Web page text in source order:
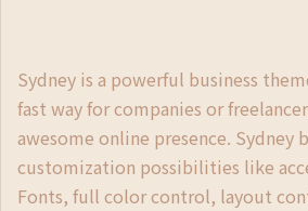
Sydney is a powerful business
fast way for companies or
awesome online presence. Sydney
customization possibilities like
Fonts, full color control, layout